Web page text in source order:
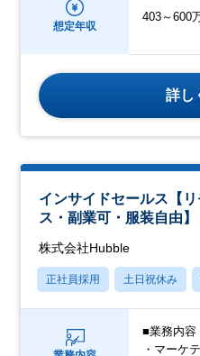
想定年収
403～600
詳し
インサイドセールス【
ス・副業可・服装自由】
株式会社Hubble
正社員採用 土日祝休み
■業務内容
・マーケ